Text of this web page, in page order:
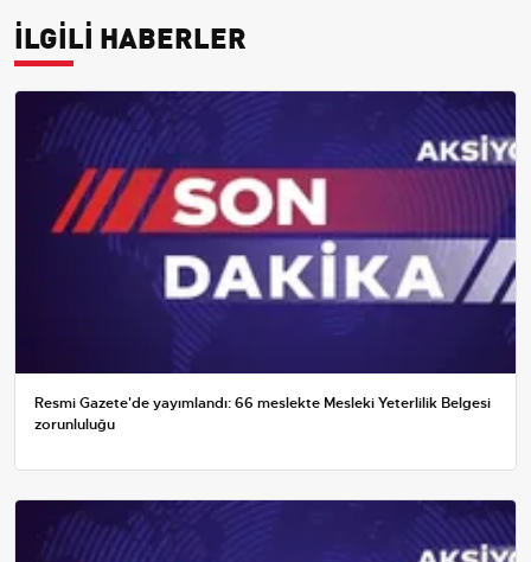
İLGİLİ HABERLER
Resmi Gazete'de yayımlandı: 66 meslekte Mesleki Yeterlilik Belgesi
zorunluluğu